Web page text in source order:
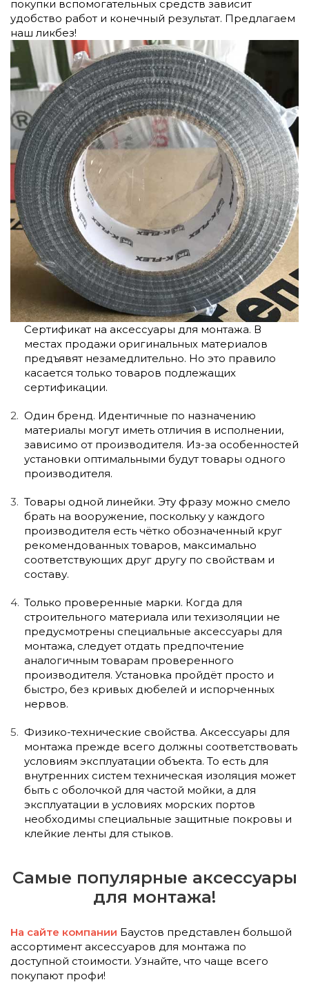
покупки вспомогательных средств зависит
удобство работ и конечный результат. Предлагаем
наш ликбез!
Сертификат на аксессуары для монтажа. В
местах продажи оригинальных материалов
предъявят незамедлительно. Но это правило
касается только товаров подлежащих
сертификации.
Один бренд. Идентичные по назначению
материалы могут иметь отличия в исполнении,
зависимо от производителя. Из-за особенностей
установки оптимальными будут товары одного
производителя.
Товары одной линейки. Эту фразу можно смело
брать на вооружение, поскольку у каждого
производителя есть чётко обозначенный круг
рекомендованных товаров, максимально
соответствующих друг другу по свойствам и
составу.
Только проверенные марки. Когда для
строительного материала или техизоляции не
предусмотрены специальные аксессуары для
монтажа, следует отдать предпочтение
аналогичным товарам проверенного
производителя. Установка пройдёт просто и
быстро, без кривых дюбелей и испорченных
нервов.
Физико-технические свойства. Аксессуары для
монтажа прежде всего должны соответствовать
условиям эксплуатации объекта. То есть для
внутренних систем техническая изоляция может
быть с оболочкой для частой мойки, а для
эксплуатации в условиях морских портов
необходимы специальные защитные покровы и
клейкие ленты для стыков.
Самые популярные аксессуары
для монтажа!
На сайте компании Баустов представлен большой
ассортимент аксессуаров для монтажа по
доступной стоимости. Узнайте, что чаще всего
покупают профи!